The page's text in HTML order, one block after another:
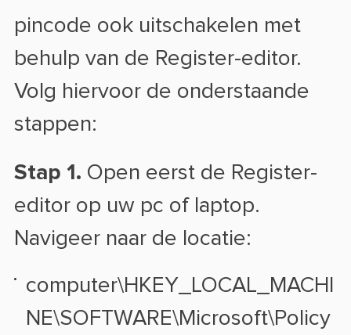
pincode ook uitschakelen met
behulp van de Register-editor.
Volg hiervoor de onderstaande
stappen:
Stap 1. Open eerst de Register-
editor op uw pc of laptop.
Navigeer naar de locatie:
computer\HKEY_LOCAL_MACHI
NE\SOFTWARE\Microsoft\Policy